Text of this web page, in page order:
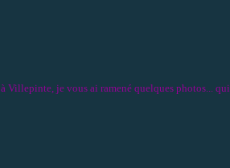
à Villepinte, je vous ai ramené quelques photos... qui